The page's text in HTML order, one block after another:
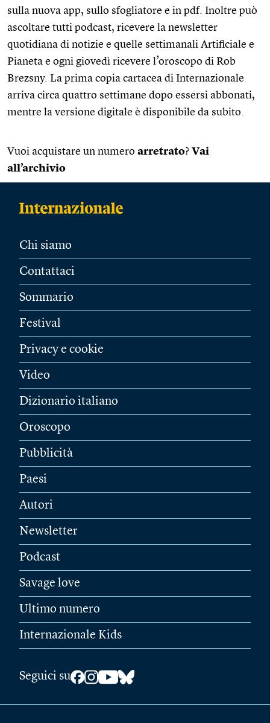
sulla nuova app, sullo sfogliatore e in pdf. Inoltre può
ascoltare tutti podcast, ricevere la newsletter
quotidiana di notizie e quelle settimanali Artificiale e
Pianeta e ogni giovedì ricevere l’oroscopo di Rob
Brezsny. La prima copia cartacea di Internazionale
arriva circa quattro settimane dopo essersi abbonati,
mentre la versione digitale è disponibile da subito.
Vuoi acquistare un numero arretrato? Vai
all’archivio
Chi siamo
Contattaci
Sommario
Festival
Privacy e cookie
Video
Dizionario italiano
Oroscopo
Pubblicità
Paesi
Autori
Newsletter
Podcast
Savage love
Ultimo numero
Internazionale Kids
Seguici su